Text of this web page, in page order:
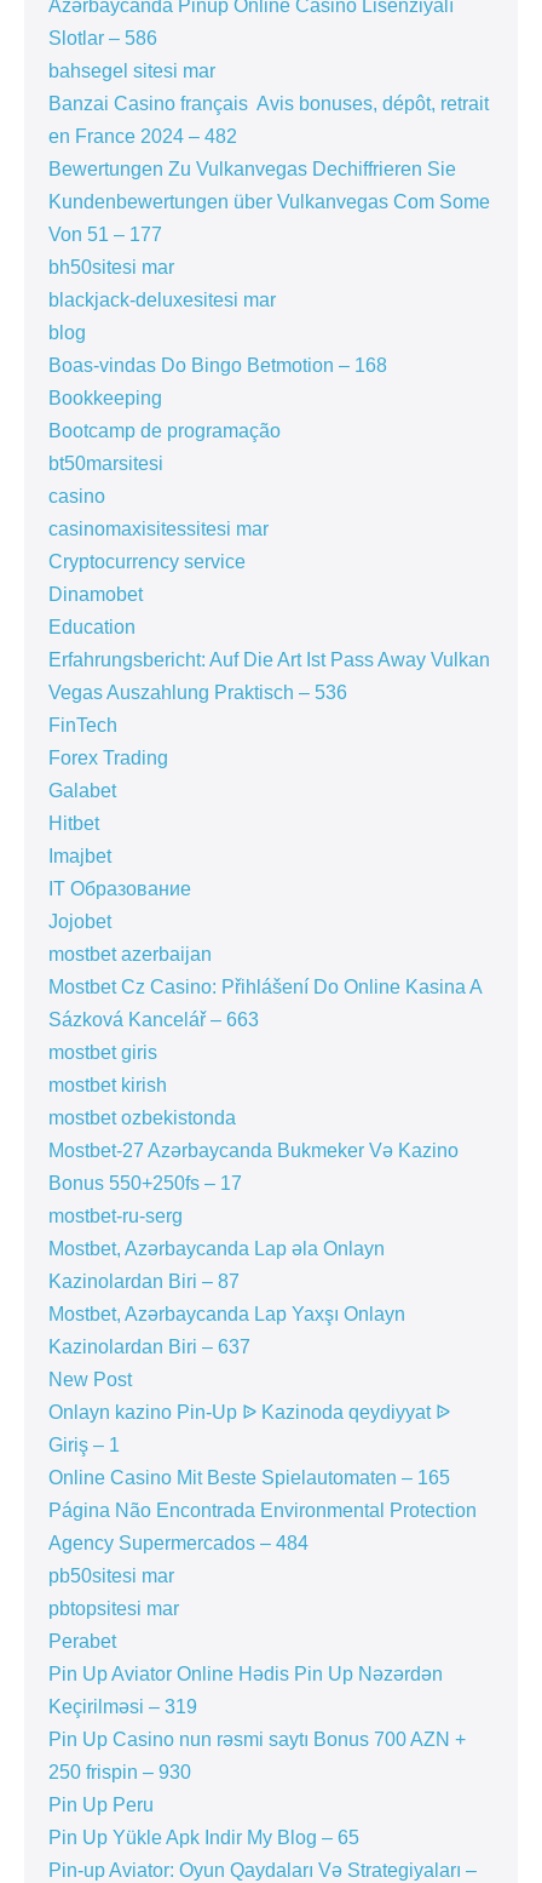
Azərbaycanda Pinup Online Casino Lisenziyalı
Slotlar – 586
bahsegel sitesi mar
Banzai Casino français ️ Avis bonuses, dépôt, retrait
en France 2024 – 482
Bewertungen Zu Vulkanvegas Dechiffrieren Sie
Kundenbewertungen über Vulkanvegas Com Some
Von 51 – 177
bh50sitesi mar
blackjack-deluxesitesi mar
blog
Boas-vindas Do Bingo Betmotion – 168
Bookkeeping
Bootcamp de programação
bt50marsitesi
casino
casinomaxisitessitesi mar
Cryptocurrency service
Dinamobet
Education
Erfahrungsbericht: Auf Die Art Ist Pass Away Vulkan
Vegas Auszahlung Praktisch – 536
FinTech
Forex Trading
Galabet
Hitbet
Imajbet
IT Образование
Jojobet
mostbet azerbaijan
Mostbet Cz Casino: Přihlášení Do Online Kasina A
Sázková Kancelář – 663
mostbet giris
mostbet kirish
mostbet ozbekistonda
Mostbet-27 Azərbaycanda Bukmeker Və Kazino
Bonus 550+250fs – 17
mostbet-ru-serg
Mostbet, Azərbaycanda Lap əla Onlayn
Kazinolardan Biri – 87
Mostbet, Azərbaycanda Lap Yaxşı Onlayn
Kazinolardan Biri – 637
New Post
Onlayn kazino Pin-Up ᐉ Kazinoda qeydiyyat ᐉ
Giriş – 1
Online Casino Mit Beste Spielautomaten – 165
Página Não Encontrada Environmental Protection
Agency Supermercados – 484
pb50sitesi mar
pbtopsitesi mar
Perabet
Pin Up Aviator️ Online Hədis Pin Up Nəzərdən
Keçirilməsi – 319
Pin Up Casino nun rəsmi saytı Bonus 700 AZN +
250 frispin – 930
Pin Up Peru
Pin Up Yükle Apk Indir My Blog – 65
Pin-up Aviator: Oyun Qaydaları Və Strategiyaları –